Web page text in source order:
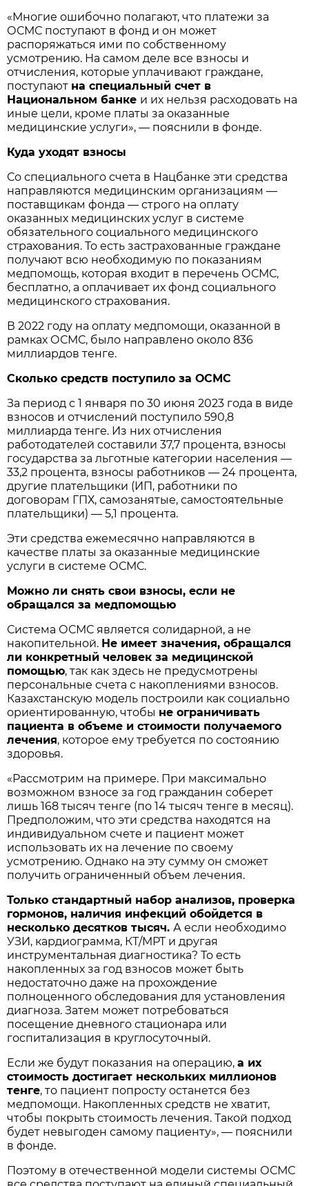
«Многие ошибочно полагают, что платежи за
ОСМС поступают в фонд и он может
распоряжаться ими по собственному
усмотрению. На самом деле все взносы и
отчисления, которые уплачивают граждане,
поступают на специальный счет в
Национальном банке и их нельзя расходовать на
иные цели, кроме платы за оказанные
медицинские услуги», — пояснили в фонде.
Куда уходят взносы
Со специального счета в Нацбанке эти средства
направляются медицинским организациям —
поставщикам фонда — строго на оплату
оказанных медицинских услуг в системе
обязательного социального медицинского
страхования. То есть застрахованные граждане
получают всю необходимую по показаниям
медпомощь, которая входит в перечень ОСМС,
бесплатно, а оплачивает их фонд социального
медицинского страхования.
В 2022 году на оплату медпомощи, оказанной в
рамках ОСМС, было направлено около 836
миллиардов тенге.
Сколько средств поступило за ОСМС
За период с 1 января по 30 июня 2023 года в виде
взносов и отчислений поступило 590,8
миллиарда тенге. Из них отчисления
работодателей составили 37,7 процента, взносы
государства за льготные категории населения —
33,2 процента, взносы работников — 24 процента,
другие плательщики (ИП, работники по
договорам ГПХ, самозанятые, самостоятельные
плательщики) — 5,1 процента.
Эти средства ежемесячно направляются в
качестве платы за оказанные медицинские
услуги в системе ОСМС.
Можно ли снять свои взносы, если не
обращался за медпомощью
Система ОСМС является солидарной, а не
накопительной. Не имеет значения, обращался
ли конкретный человек за медицинской
помощью, так как здесь не предусмотрены
персональные счета с накоплениями взносов.
Казахстанскую модель построили как социально
ориентированную, чтобы не ограничивать
пациента в объеме и стоимости получаемого
лечения, которое ему требуется по состоянию
здоровья.
«Рассмотрим на примере. При максимально
возможном взносе за год гражданин соберет
лишь 168 тысяч тенге (по 14 тысяч тенге в месяц).
Предположим, что эти средства находятся на
индивидуальном счете и пациент может
использовать их на лечение по своему
усмотрению. Однако на эту сумму он сможет
получить ограниченный объем лечения.
Только стандартный набор анализов, проверка
гормонов, наличия инфекций обойдется в
несколько десятков тысяч.А если необходимо
УЗИ, кардиограмма, КТ/МРТ и другая
инструментальная диагностика? То есть
накопленных за год взносов может быть
недостаточно даже на прохождение
полноценного обследования для установления
диагноза. Затем может потребоваться
посещение дневного стационара или
госпитализация в круглосуточный.
Если же будут показания на операцию,а их
стоимость достигает нескольких миллионов
тенге, то пациент попросту останется без
медпомощи. Накопленных средств не хватит,
чтобы покрыть стоимость лечения. Такой подход
будет невыгоден самому пациенту», — пояснили
в фонде.
Поэтому в отечественной модели системы ОСМС